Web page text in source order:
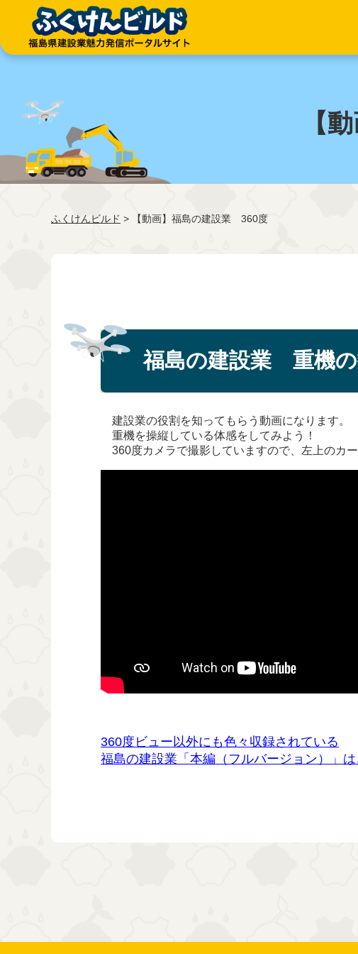
【
ふくけんビルド > 【動画】福島の建設業 360度
福島の建設業 重機
建設業の役割を知ってもらう動画になります。
重機を操縦している体感をしてみよう！
360度カメラで撮影していますので、左上のカー
360度ビュー以外にも色々収録されている
福島の建設業「本編（フルバージョン）」